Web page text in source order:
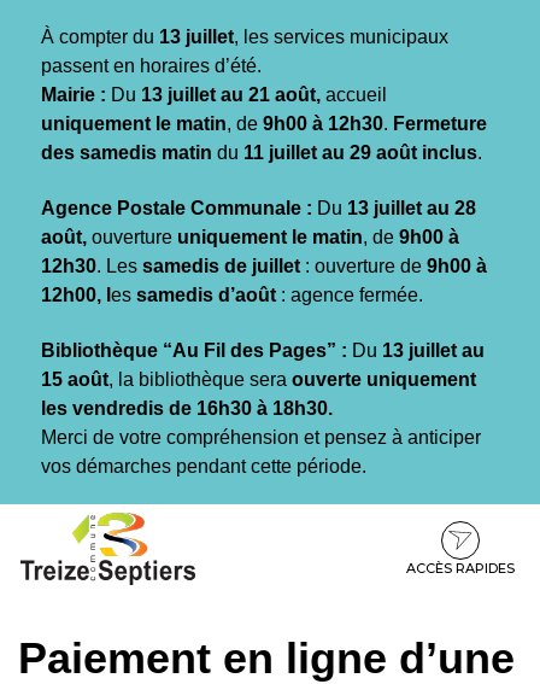
À compter du 13 juillet, les services municipaux
passent en horaires d’été.
Mairie : Du 13 juillet au 21 août, accueil
uniquement le matin, de 9h00 à 12h30. Fermeture
des samedis matin du 11 juillet au 29 août inclus.
Agence Postale Communale : Du 13 juillet au 28
août, ouverture uniquement le matin, de 9h00 à
12h30. Les samedis de juillet : ouverture de 9h00 à
12h00, l es samedis d’août : agence fermée.
Bibliothèque “Au Fil des Pages” : Du 13 juillet au
15 août, la bibliothèque sera ouverte uniquement
les vendredis de 16h30 à 18h30.
Merci de votre compréhension et pensez à anticiper
vos démarches pendant cette période.
contenu
pied
ACCÈS RAPIDES
Paiement en ligne d’une